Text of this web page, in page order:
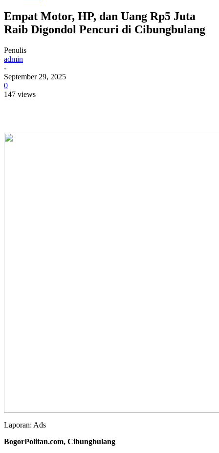
Empat Motor, HP, dan Uang Rp5 Juta
Raib Digondol Pencuri di Cibungbulang
Penulis
admin
-
September 29, 2025
0
147 views
Laporan: Ads
BogorPolitan.com, Cibungbulang